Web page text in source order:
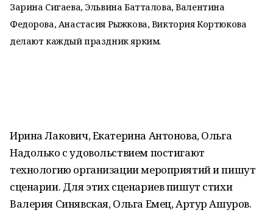
Зарина Сигаева, Эльвина Батталова, Валентина
Федорова, Анастасия Рыжкова, Виктория Кортюкова
делают каждый праздник ярким.
Ирина Лакович, Екатерина Антонова, Ольга
Надолько с удовольствием постигают
технологию организации мероприятий и пишут
сценарии. Для этих сценариев пишут стихи
Валерия Синявская, Ольга Емец, Артур Ашуров.